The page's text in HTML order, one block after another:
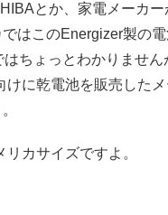
とか、家電メーカ
はこのEnergizer製の
はちょっとわかりませ
に乾電池を販売した
カサイズですよ。